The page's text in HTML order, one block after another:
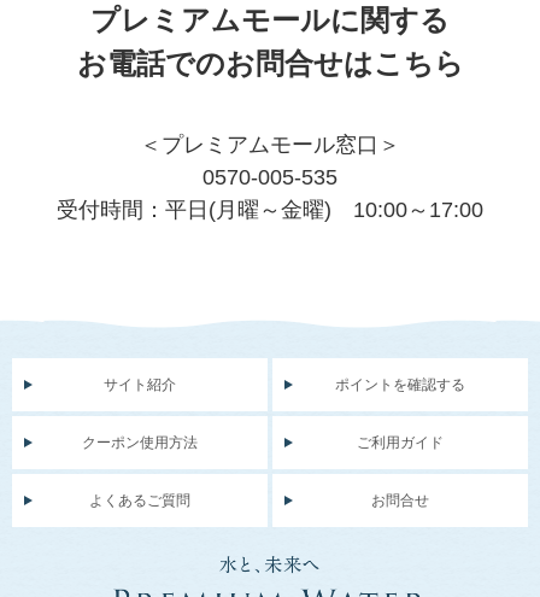
プレミアムモールに関する
お電話でのお問合せはこちら
＜プレミアムモール窓口＞
0570-005-535
受付時間：平日(月曜～金曜) 10:00～17:00
サイト紹介 ポイントを確認する
クーポン使用方法 ご利用ガイド
よくあるご質問 お問合せ